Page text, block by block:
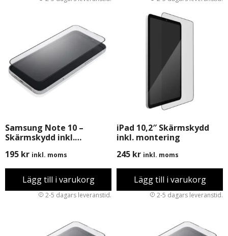
Samsung Note 10 –
Skärmskydd inkl.
195 kr inkl. moms
Lägg till i varukorg
iPad 10,2″ Skärmskydd
inkl. montering
245 kr inkl. moms
Lägg till i varukorg